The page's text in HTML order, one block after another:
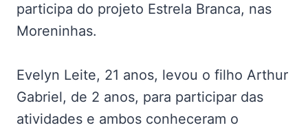
participa do projeto Estrela Branca, nas
Moreninhas.
Evelyn Leite, 21 anos, levou o filho Arthur
Gabriel, de 2 anos, para participar das
atividades e ambos conheceram o